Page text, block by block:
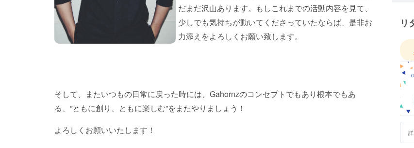
だまだ沢山あります。もしこれまでの活動内容を見て、
少しでも気持ちが動いてくださっていたならば、是非お
力添えをよろしくお願い致します。
そして、またいつもの日常に戻った時には、Gahornzのコンセプトでもあり根本でもあ
る、”ともに創り、ともに楽しむ”をまたやりましょう！
よろしくお願いいたします！
リ